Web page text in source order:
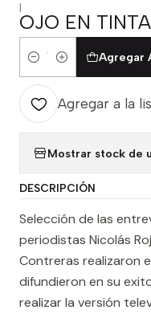
|
OJO EN TINTA
Cantidad
Agregar
Agregar a la
Mostrar stock de
DESCRIPCIÓN
Selección de las
periodistas Nicolás
Contreras realizaron
difundieron en su
realizar la versión